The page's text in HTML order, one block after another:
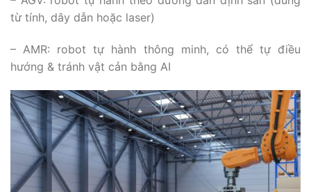
từ tính, dây dẫn hoặc laser)
– AMR: robot tự hành thông minh, có thể tự điều
hướng & tránh vật cản bằng AI